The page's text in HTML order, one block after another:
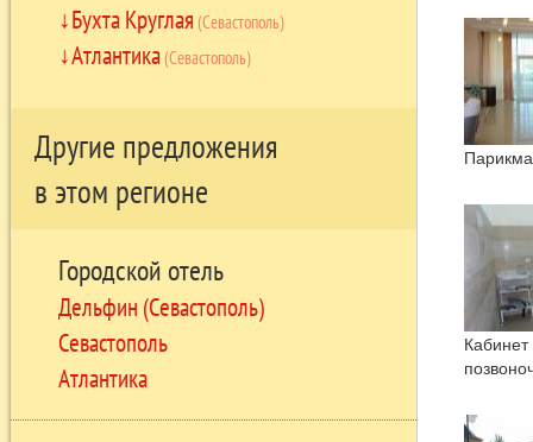
Бухта Круглая (Севастополь)
Атлантика(Севастополь)
Другие предложения
в этом регионе
Городской отель
Дельфин (Севастополь)
Севастополь
Атлантика